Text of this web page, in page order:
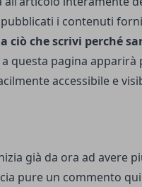
i contenuti
ciò che scrivi perché
a questa pagina
accessibile e
già da ora ad avere
pure un commento